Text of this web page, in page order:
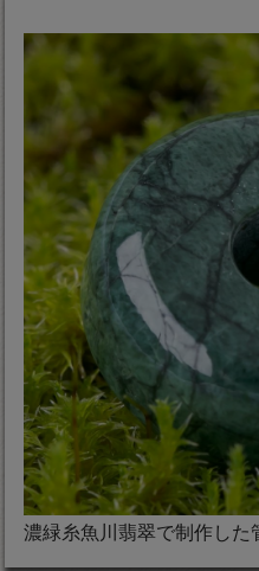
濃緑糸魚川翡翠で制作した